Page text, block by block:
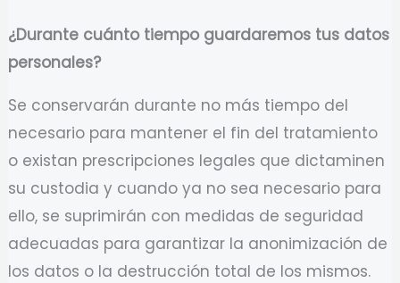
¿Durante cuánto tiempo guardaremos tus datos
personales?
Se conservarán durante no más tiempo del
necesario para mantener el fin del tratamiento
o existan prescripciones legales que dictaminen
su custodia y cuando ya no sea necesario para
ello, se suprimirán con medidas de seguridad
adecuadas para garantizar la anonimización de
los datos o la destrucción total de los mismos.